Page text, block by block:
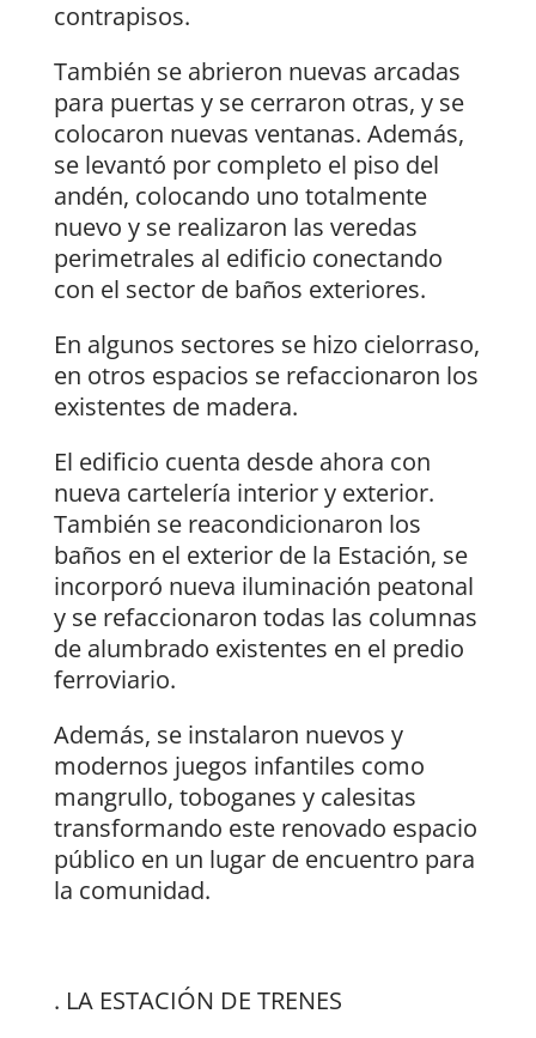
contrapisos.
También se abrieron nuevas arcadas
para puertas y se cerraron otras, y se
colocaron nuevas ventanas. Además,
se levantó por completo el piso del
andén, colocando uno totalmente
nuevo y se realizaron las veredas
perimetrales al edificio conectando
con el sector de baños exteriores.
En algunos sectores se hizo cielorraso,
en otros espacios se refaccionaron los
existentes de madera.
El edificio cuenta desde ahora con
nueva cartelería interior y exterior.
También se reacondicionaron los
baños en el exterior de la Estación, se
incorporó nueva iluminación peatonal
y se refaccionaron todas las columnas
de alumbrado existentes en el predio
ferroviario.
Además, se instalaron nuevos y
modernos juegos infantiles como
mangrullo, toboganes y calesitas
transformando este renovado espacio
público en un lugar de encuentro para
la comunidad.
. LA ESTACIÓN DE TRENES